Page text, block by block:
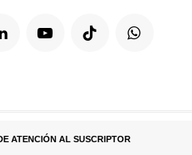
ATENCIÓN AL SUSCRIPTOR